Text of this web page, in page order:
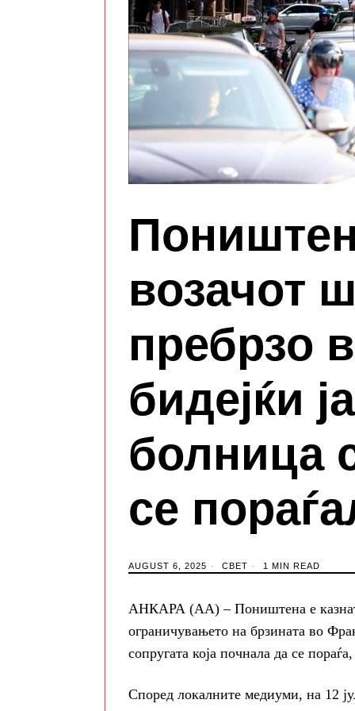
возачот
пребрзо
бидејќи
болница
се
AUGUST 6, 2025 СВЕТ 1 MIN READ
АНКАРА (АА) – Поништена е
ограничувањето на брзината во
сопругата која почнала да се
Според локалните медиуми, на 12